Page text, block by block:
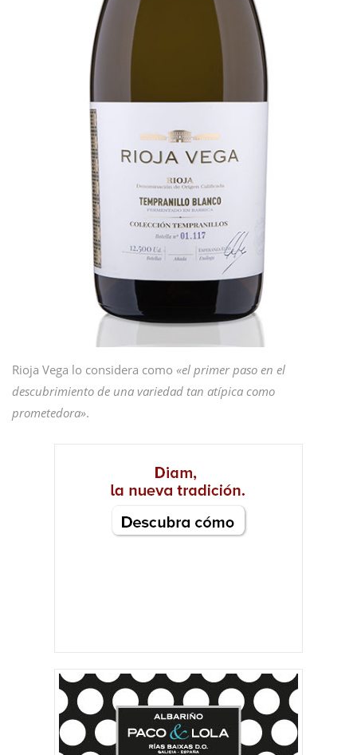
Rioja Vega lo considera como «el primer paso en el
descubrimiento de una variedad tan atípica como
prometedora».